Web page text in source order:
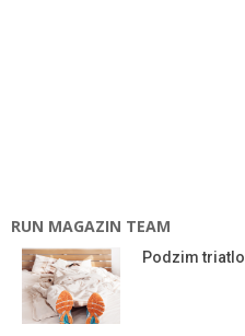
RUN MAGAZIN TEAM
Podzim